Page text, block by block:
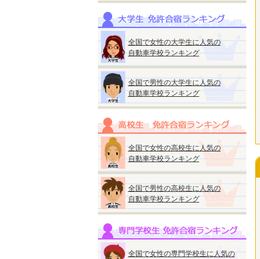
全国で女性の大学生に人気の
自動車学校ランキング
全国で男性の大学生に人気の
自動車学校ランキング
全国で女性の高校生に人気の
自動車学校ランキング
全国で男性の高校生に人気の
自動車学校ランキング
全国で女性の専門学校生に人気の